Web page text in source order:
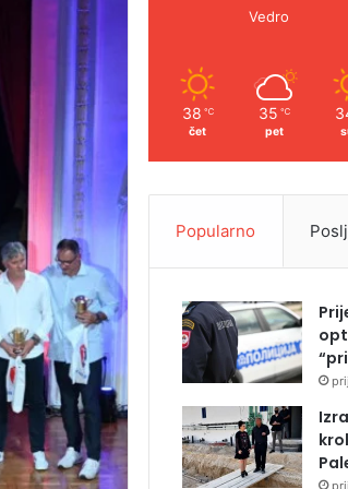
Vedro
38 ℃
čet
35 ℃
pet
Popularno